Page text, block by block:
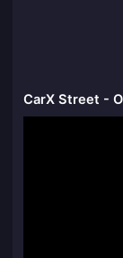
CarX Street -